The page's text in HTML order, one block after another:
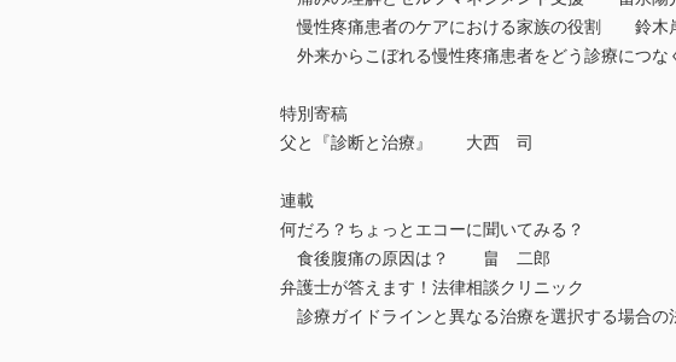
慢性疼痛患者のケアにおける家族の役割 鈴木
外来からこぼれる慢性疼痛患者をどう診療に
特別寄稿
父と『診断と治療』 大西 司
連載
何だろ？ちょっとエコーに聞いてみる？
食後腹痛の原因は？ 畠 二郎
弁護士が答えます！法律相談クリニック
診療ガイドラインと異なる治療を選択する場合